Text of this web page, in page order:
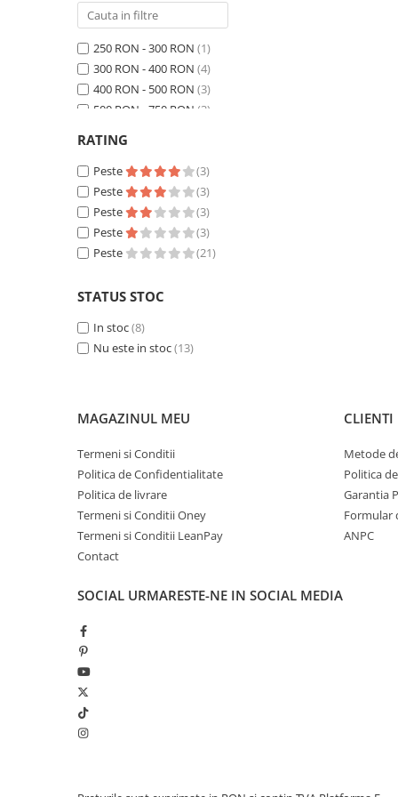
250 RON - 300 RON (1)
300 RON - 400 RON (4)
400 RON - 500 RON (3)
500 RON - 750 RON (3)
Peste 1000 RON
RATING
Peste
(3)
Peste
(3)
Peste
(3)
Peste
(3)
Peste
(21)
STATUS STOC
In stoc(8)
Nu este in stoc(13)
MAGAZINUL MEU
Termeni si Conditii
Politica de Confidentialitate
Politica de livrare
Termeni si Conditii Oney
Termeni si Conditii LeanPay
Contact
CLIENTI
Metode
Politica
Garantia
Formular
ANPC
SOCIAL URMARESTE-NE IN SOCIAL MEDIA